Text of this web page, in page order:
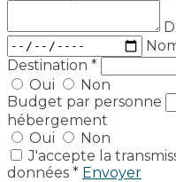
Destination *
Oui
Non
Budget par personne
hébergement
Oui
Non
J'accepte la
données * Envoyer